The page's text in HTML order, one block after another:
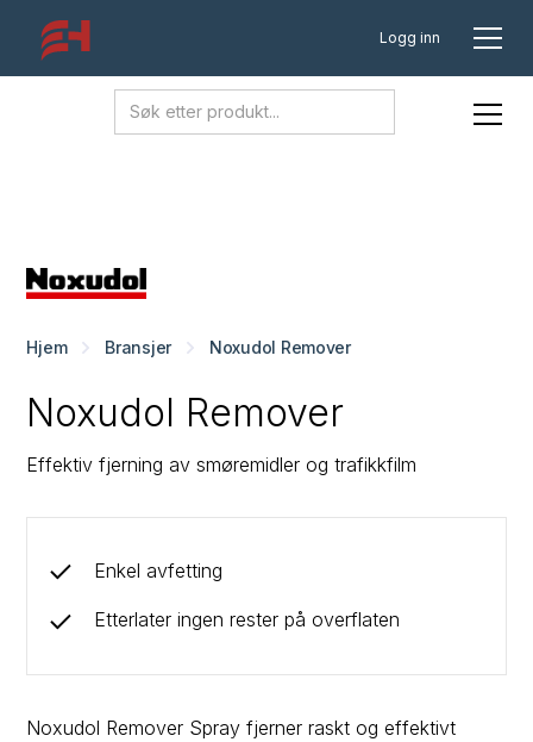
Logg inn
Hjem Bransjer Noxudol Remover
Noxudol Remover
Effektiv fjerning av smøremidler og trafikkfilm
Enkel avfetting
Etterlater ingen rester på overflaten
Noxudol Remover Spray fjerner raskt og effektivt